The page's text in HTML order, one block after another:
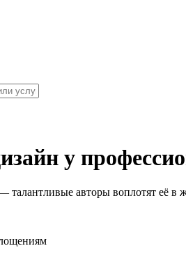
у
авторы воплотят её в